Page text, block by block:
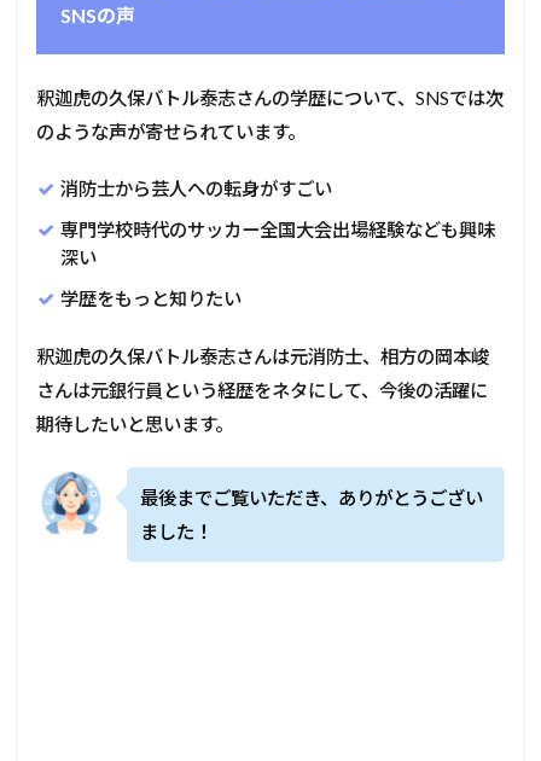
SNSの声
釈迦虎の久保バトル泰志さんの学歴について、SNSでは次
のような声が寄せられています。
消防士から芸人への転身がすごい
専門学校時代のサッカー全国大会出場経験なども興味
深い
学歴をもっと知りたい
釈迦虎の久保バトル泰志さんは元消防士、相方の岡本峻
さんは元銀行員という経歴をネタにして、今後の活躍に
期待したいと思います。
最後までご覧いただき、ありがとうござい
ました！